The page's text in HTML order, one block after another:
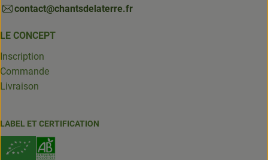
contact@chantsdelaterre.fr
LE CONCEPT
Inscription
Commande
Livraison
LABEL ET CERTIFICATION